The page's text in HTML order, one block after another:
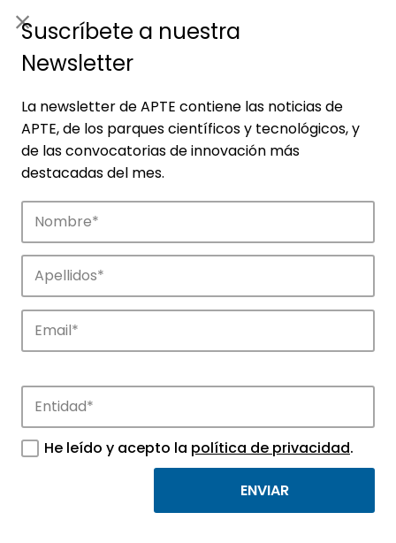
Empresas
Descubre las empresas que impulsan la
innovación en los parques de APTE.
BELA LABS
ENERGÍA - MEDIO AMBIENTE
Parque Tecnológico de Euskadi – Bizkaia
Suscríbete a nuestra
Newsletter
La newsletter de APTE contiene las noticias de
APTE, de los parques científicos y tecnológicos, y
de las convocatorias de innovación más
destacadas del mes.
He leído y acepto la política de privacidad.